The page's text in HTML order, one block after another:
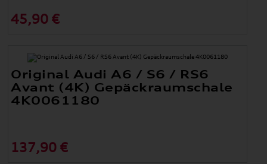
45,90 €
Original Audi A6 / S6 / RS6
Avant (4K) Gepäckraumschale
4K0061180
137,90 €